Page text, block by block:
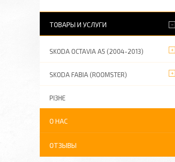
ТОВАРЫ И УСЛУГИ
SKODA OCTAVIA A5 (2004-2013)
SKODA FABIA (ROOMSTER)
РІЗНЕ
О НАС
ОТЗЫВЫ